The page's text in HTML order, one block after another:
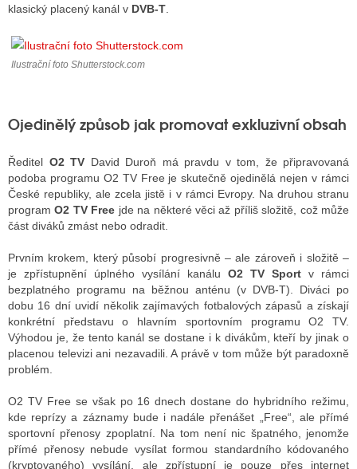
TELEVIZÍ
RÁDIA
STRÁNKY RÁDIÍ
TISK
STÁT BLOGEREM
BLOGERA
klasický placený kanál v DVB-T
Ilustrační foto Shutterstock.com
Ojedinělý způsob jak promovat exkluzivní obsah
Ředitel O2 TV David Duroň má pravdu v tom, že připravovaná
podoba programu O2 TV Free je skutečně ojedinělá nejen v rámci
České republiky, ale zcela jistě i v rámci Evropy. Na druhou stranu
programO2 TV Free jde na některé věci až příliš složitě, což může
část diváků zmást nebo odradit.
Prvním krokem, který působí progresivně – ale zároveň i složitě –
je zpřístupnění úplného vysílání kanálu O2 TV Sport v rámci
bezplatného programu na běžnou anténu (v DVB-T). Diváci po
dobu 16 dní uvidí několik zajímavých fotbalových zápasů a získají
konkrétní představu o hlavním sportovním programu O2 TV.
Výhodou je, že tento kanál se dostane i k divákům, kteří by jinak o
placenou televizi ani nezavadili. A právě v tom může být paradoxně
problém.
O2 TV Free se však po 16 dnech dostane do hybridního režimu,
kde reprízy a záznamy bude i nadále přenášet „Free“, ale přímé
sportovní přenosy zpoplatní. Na tom není nic špatného, jenomže
přímé přenosy nebude vysílat formou standardního kódovaného
(kryptovaného) vysílání, ale zpřístupní je pouze přes internet